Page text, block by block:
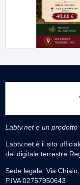
Labtv.net è un prodotto
Labtv.net è il sito
del digitale terrestre
Sede legale: Via
P.IVA 02757950643